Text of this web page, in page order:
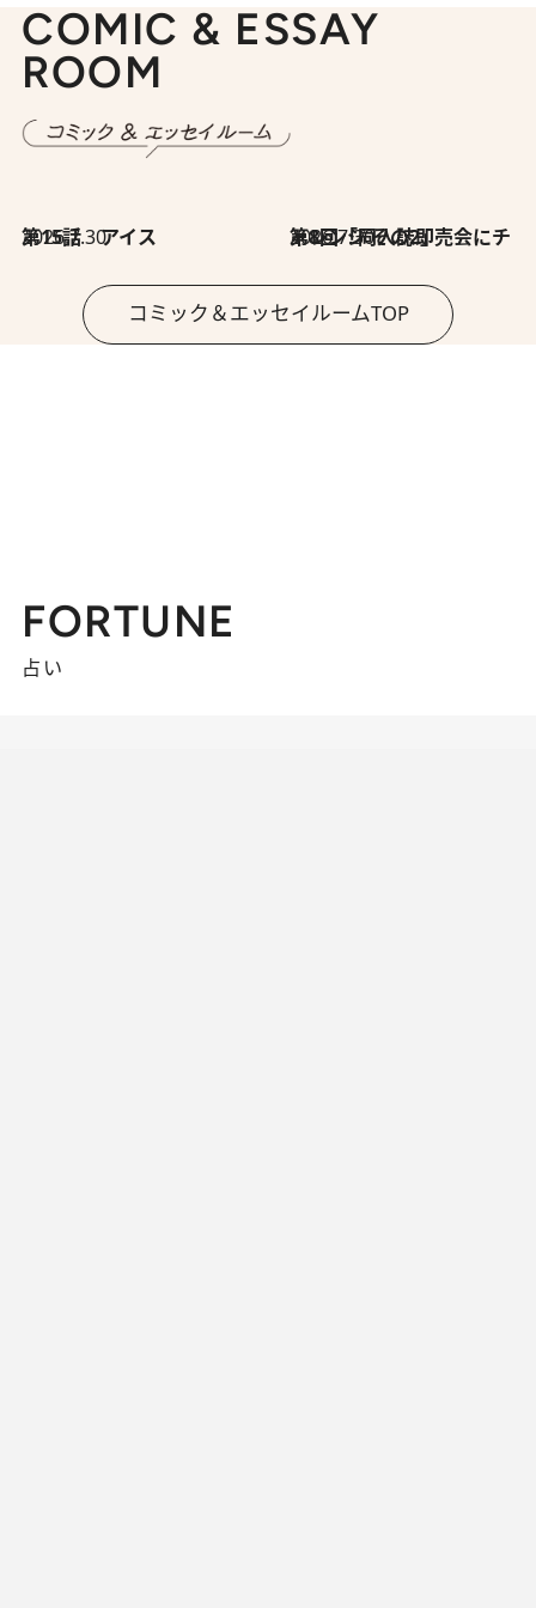
COMIC & ESSAY
ROOM
2026.7.30
第15話 アイス 2026.7.30
第8回「同人誌即売会にチャレンジ その2」
コミック＆エッセイルームTOP
FORTUNE
占い